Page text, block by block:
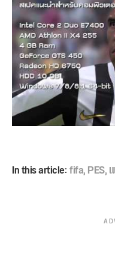
In this article:fifa,PES,